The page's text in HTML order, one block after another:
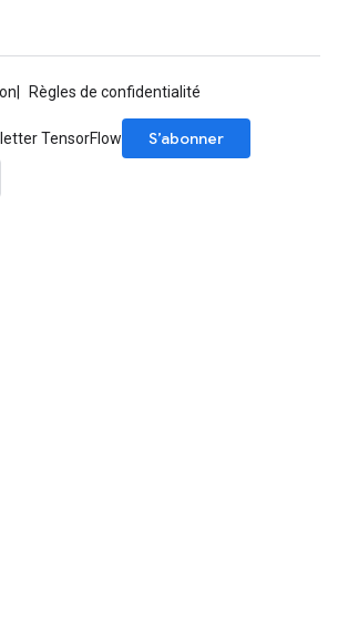
Règles de confidentialité
TensorFlow
S’abonner